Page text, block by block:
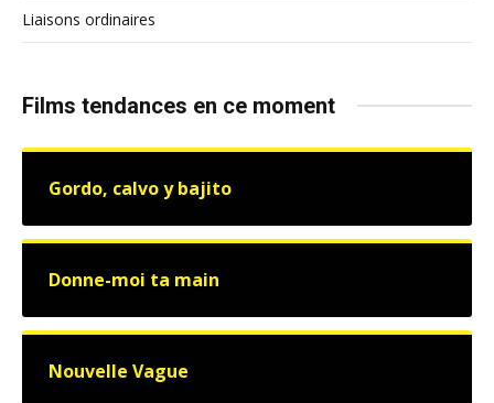
Liaisons ordinaires
Films tendances en ce moment
Gordo, calvo y bajito
Donne-moi ta main
Nouvelle Vague